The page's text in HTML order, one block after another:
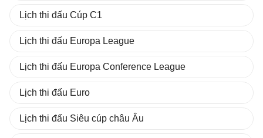
Lịch thi đấu Cúp C1
Lịch thi đấu Europa League
Lịch thi đấu Europa Conference League
Lịch thi đấu Euro
Lịch thi đấu Siêu cúp châu Âu